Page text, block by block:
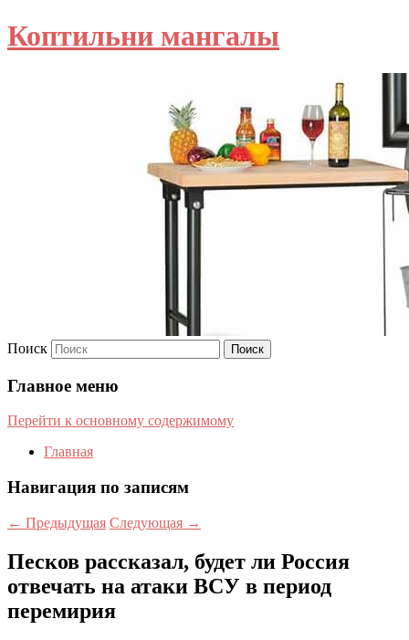
Коптильни мангалы
Поиск
Главное меню
Перейти к основному содержимому
Главная
Навигация по записям
← Предыдущая Следующая →
Песков рассказал, будет ли Россия
отвечать на атаки ВСУ в период
перемирия